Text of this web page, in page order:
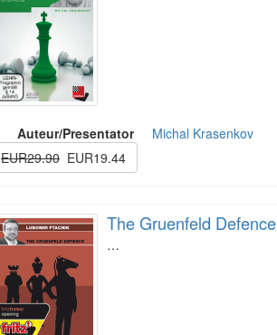
Auteur/Presentator
Michal Krasenkov
EUR29.90 EUR19.44
The Gruenfeld Defence
…